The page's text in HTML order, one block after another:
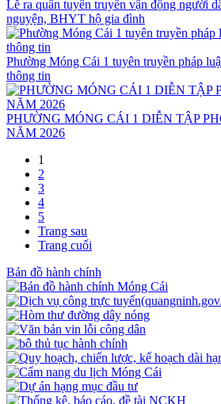
Lễ ra quân tuyên truyền vận động người
nguyện, BHYT hộ gia đình
Phường Móng Cái 1 tuyên truyền pháp
thông tin
PHƯỜNG MÓNG CÁI 1 DIỄN TẬP
NĂM 2026
1
2
3
4
5
Trang sau
Trang cuối
Bản đồ hành chính